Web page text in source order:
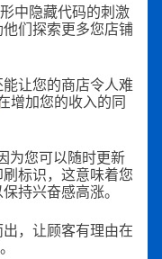
中隐藏代码的刺激
们探索更多您店铺
让您的商店令人难
增加您的收入的同
为您可以随时更新
标识，这意味着您
持兴奋感高涨。
，让顾客有理由在